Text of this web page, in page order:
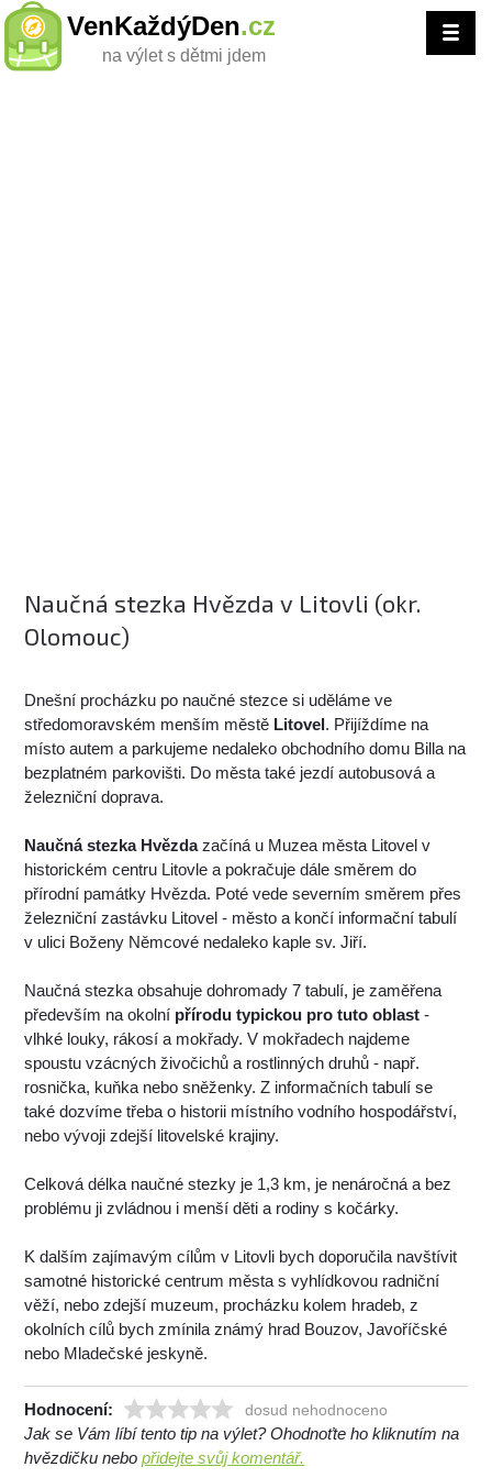
VenKaždýDen.cz
na výlet s dětmi jdem
Naučná stezka Hvězda v Litovli (okr.
Olomouc)
Dnešní procházku po naučné stezce si uděláme ve
středomoravském menším městě Litovel. Přijíždíme na
místo autem a parkujeme nedaleko obchodního domu Billa na
bezplatném parkovišti. Do města také jezdí autobusová a
železniční doprava.
Naučná stezka Hvězdazačíná u Muzea města Litovel v
historickém centru Litovle a pokračuje dále směrem do
přírodní památky Hvězda. Poté vede severním směrem přes
železniční zastávku Litovel - město a končí informační tabulí
v ulici Boženy Němcové nedaleko kaple sv. Jiří.
Naučná stezka obsahuje dohromady 7 tabulí, je zaměřena
především na okolní přírodu typickou pro tuto oblast -
vlhké louky, rákosí a mokřady. V mokřadech najdeme
spoustu vzácných živočichů a rostlinných druhů - např.
rosnička, kuňka nebo sněženky. Z informačních tabulí se
také dozvíme třeba o historii místního vodního hospodářství,
nebo vývoji zdejší litovelské krajiny.
Celková délka naučné stezky je 1,3 km, je nenáročná a bez
problému ji zvládnou i menší děti a rodiny s kočárky.
K dalším zajímavým cílům v Litovli bych doporučila navštívit
samotné historické centrum města s vyhlídkovou radniční
věží, nebo zdejší muzeum, procházku kolem hradeb, z
okolních cílů bych zmínila známý hrad Bouzov, Javoříčské
nebo Mladečské jeskyně.
Hodnocení: dosud nehodnoceno
Jak se Vám líbí tento tip na výlet? Ohodnoťte ho kliknutím na
hvězdičku nebopřidejte svůj komentář.